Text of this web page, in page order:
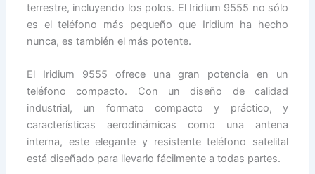
terrestre, incluyendo los polos. El Iridium 9555 no sólo
es el teléfono más pequeño que Iridium ha hecho
nunca, es también el más potente.
El Iridium 9555 ofrece una gran potencia en un
teléfono compacto. Con un diseño de calidad
industrial, un formato compacto y práctico, y
características aerodinámicas como una antena
interna, este elegante y resistente teléfono satelital
está diseñado para llevarlo fácilmente a todas partes.